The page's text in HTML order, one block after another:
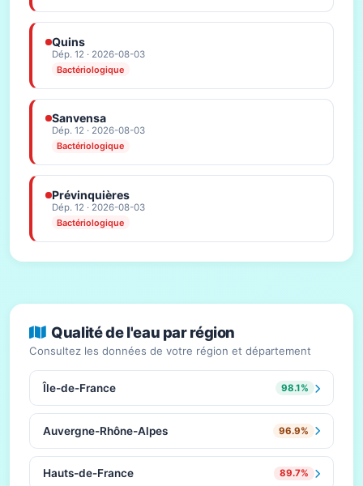
Quins
Dép. 12 · 2026-08-03
Bactériologique
Sanvensa
Dép. 12 · 2026-08-03
Bactériologique
Prévinquières
Dép. 12 · 2026-08-03
Bactériologique
Qualité de l'eau par région
Consultez les données de votre région et département
Île-de-France 98.1%
Auvergne-Rhône-Alpes 96.9%
Hauts-de-France 89.7%